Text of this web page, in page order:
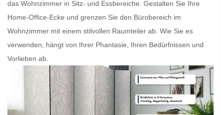
das Wohnzimmer in Sitz- und Essbereiche. Gestalten Sie Ihre
Home-Office-Ecke und grenzen Sie den Bürobereich im
Wohnzimmer mit einem stilvollen Raumteiler ab. Wie Sie es
verwenden, hängt von Ihrer Phantasie, Ihren Bedürfnissen und
Vorlieben ab.